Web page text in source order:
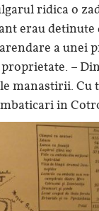
ridica o
erau detinute
a unei
–
manastirii.
in